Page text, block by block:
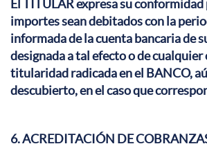
El TITULAR expresa su
importes sean debitados con la
informada de la cuenta bancaria de
designada a tal efecto o de cualquier
titularidad radicada en el BANCO,
descubierto, en el caso que
6. ACREDITACIÓN DE